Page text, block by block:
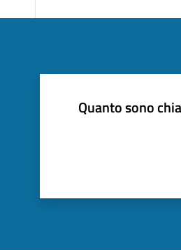
Quanto sono